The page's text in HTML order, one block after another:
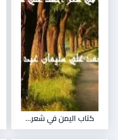
كتاب اليمن في شعر...